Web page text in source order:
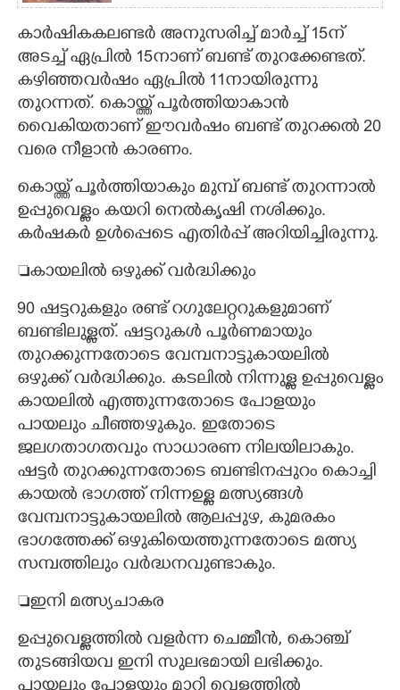
കാർഷികകലണ്ടർ അനുസരിച്ച് മാർച്ച് 15ന്
അടച്ച് ഏപ്രിൽ 15നാണ് ബണ്ട് തുറക്കേണ്ടത്.
കഴിഞ്ഞവർഷം ഏപ്രിൽ 11നായിരുന്നു
തുറന്നത്. കൊയ്ത്ത് പൂർത്തിയാകാൻ
വൈകിയതാണ് ഈവർഷം ബണ്ട് തുറക്കൽ 20
വരെ നീളാൻ കാരണം.
കൊയ്ത്ത് പൂർത്തിയാകും മുമ്പ് ബണ്ട് തുറന്നാൽ
ഉപ്പുവെള്ളം കയറി നെൽകൃഷി നശിക്കും.
കർഷകർ ഉൾപ്പെടെ എതിർപ്പ് അറിയിച്ചിരുന്നു.
കായലിൽ ഒഴുക്ക് വർദ്ധിക്കും
90 ഷട്ടറുകളും രണ്ട് റഗുലേറ്ററുകളുമാണ്
ബണ്ടിലുള്ളത്. ഷട്ടറുകൾ പൂർണമായും
തുറക്കുന്നതോടെ വേമ്പനാട്ടുകായലിൽ
ഒഴുക്ക് വർദ്ധിക്കും. കടലിൽ നിന്നുള്ള ഉപ്പുവെള്ളം
കായലിൽ എത്തുന്നതോടെ പോളയും
പായലും ചീഞ്ഞഴുകും. ഇതോടെ
ജലഗതാഗതവും സാധാരണ നിലയിലാകും.
ഷട്ടർ തുറക്കുന്നതോടെ ബണ്ടിനപ്പുറം കൊച്ചി
കായൽ ഭാഗത്ത് നിന്നഉള്ള മത്സ്യങ്ങൾ
വേമ്പനാട്ടുകായലിൽ ആലപ്പുഴ, കുമരകം
ഭാഗത്തേക്ക് ഒഴുകിയെത്തുന്നതോടെ മത്സ്യ
സമ്പത്തിലും വർദ്ധനവുണ്ടാകും.
ഇനി മത്സ്യചാകര
ഉപ്പുവെള്ളത്തിൽ വളർന്ന ചെമ്മീൻ, കൊഞ്ച്
തുടങ്ങിയവ ഇനി സുലഭമായി ലഭിക്കും.